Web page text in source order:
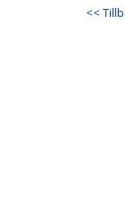
<<